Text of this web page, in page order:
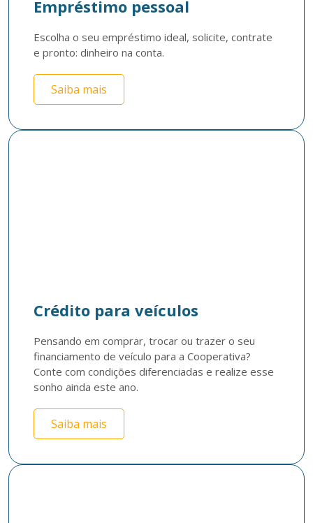
Empréstimo pessoal
Escolha o seu empréstimo ideal, solicite, contrate
e pronto: dinheiro na conta.
Saiba mais
Crédito para veículos
Pensando em comprar, trocar ou trazer o seu
financiamento de veículo para a Cooperativa?
Conte com condições diferenciadas e realize esse
sonho ainda este ano.
Saiba mais